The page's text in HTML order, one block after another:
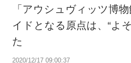
2020/12/17 09:00:37
「アウシュヴィッツ博
イドとなる原点は、“よ
た